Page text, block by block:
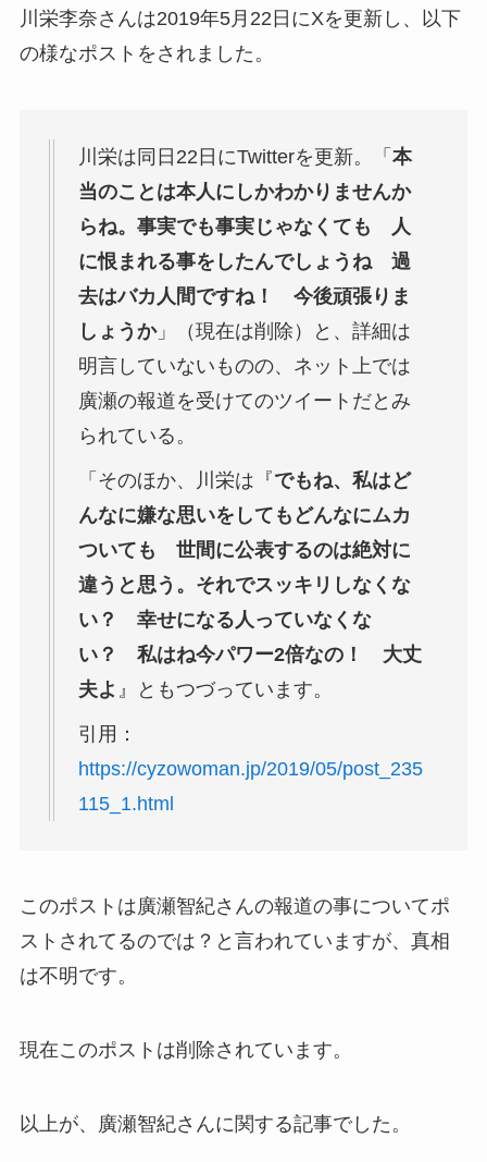
川栄李奈さんは2019年5月22日にXを更新し、以下
の様なポストをされました。
川栄は同日22日にTwitterを更新。「 本
当のことは本人にしかわかりませんか
らね。事実でも事実じゃなくても 人
に恨まれる事をしたんでしょうね 過
去はバカ人間ですね！ 今後頑張りま
しょうか」（現在は削除）と、詳細は
明言していないものの、ネット上では
廣瀬の報道を受けてのツイートだとみ
られている。
「そのほか、川栄は『でもね、私はど
んなに嫌な思いをしてもどんなにムカ
ついても 世間に公表するのは絶対に
違うと思う。それでスッキリしなくな
い？ 幸せになる人っていなくな
い？ 私はね今パワー2倍なの！ 大丈
夫よ 』ともつづっています。
引用：
https://cyzowoman.jp/2019/05/post_235
115_1.html
このポストは廣瀬智紀さんの報道の事についてポ
ストされてるのでは？と言われていますが、真相
は不明です。
現在このポストは削除されています。
以上が、廣瀬智紀さんに関する記事でした。